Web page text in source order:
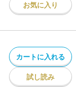
お気に入り
カートに入れる
試し読み